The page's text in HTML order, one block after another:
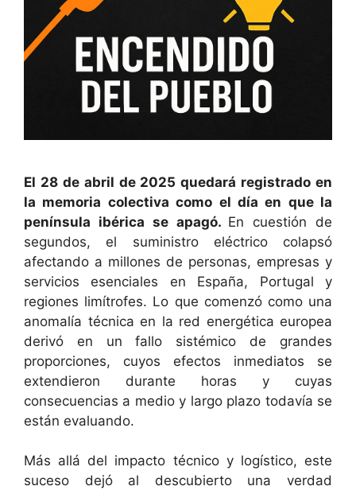
El 28 de abril de 2025 quedará registrado en
la memoria colectiva como el día en que la
península ibérica se apagó. En cuestión de
segundos, el suministro eléctrico colapsó
afectando a millones de personas, empresas y
servicios esenciales en España, Portugal y
regiones limítrofes. Lo que comenzó como una
anomalía técnica en la red energética europea
derivó en un fallo sistémico de grandes
proporciones, cuyos efectos inmediatos se
extendieron durante horas y cuyas
consecuencias a medio y largo plazo todavía se
están evaluando.
Más allá del impacto técnico y logístico, este
suceso dejó al descubierto una verdad